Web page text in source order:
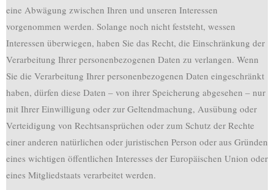
eine Abwägung zwischen Ihren und unseren Interessen
vorgenommen werden. Solange noch nicht feststeht, wessen
Interessen überwiegen, haben Sie das Recht, die Einschränkung der
Verarbeitung Ihrer personenbezogenen Daten zu verlangen. Wenn
Sie die Verarbeitung Ihrer personenbezogenen Daten eingeschränkt
haben, dürfen diese Daten – von ihrer Speicherung abgesehen – nur
mit Ihrer Einwilligung oder zur Geltendmachung, Ausübung oder
Verteidigung von Rechtsansprüchen oder zum Schutz der Rechte
einer anderen natürlichen oder juristischen Person oder aus Gründen
eines wichtigen öffentlichen Interesses der Europäischen Union oder
eines Mitgliedstaats verarbeitet werden.